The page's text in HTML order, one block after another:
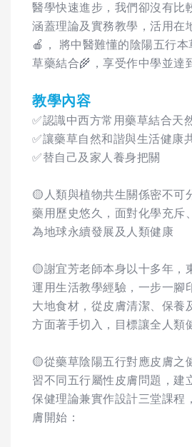
醫學快速進步，我們卻沒有比
涵蓋理論及實務教學，活用在
🍎， 將中醫難懂的陰陽五行
草藥結合🌾，享受作中學並達
教學內容
✅認識中西方常用藥草結合天
✅讓藥草自然和諧與生活健康
✅替自己及家人養身把關
🟡人類與植物共生關係密不可
藥用歷史悠久，面對化學充斥
為地球永續發展及人類健康
🟡謝宜芳老師本身以十多年，
運用生活教學經驗，一步一腳
大地食材，從皮膚清潔、保養
方面著手切入，目標讓全人類
🟡從藥草陰陽五行對應皮膚之
習不同五行屬性皮膚問題，建
保健理論兼實作設計三堂課程
膚開始：